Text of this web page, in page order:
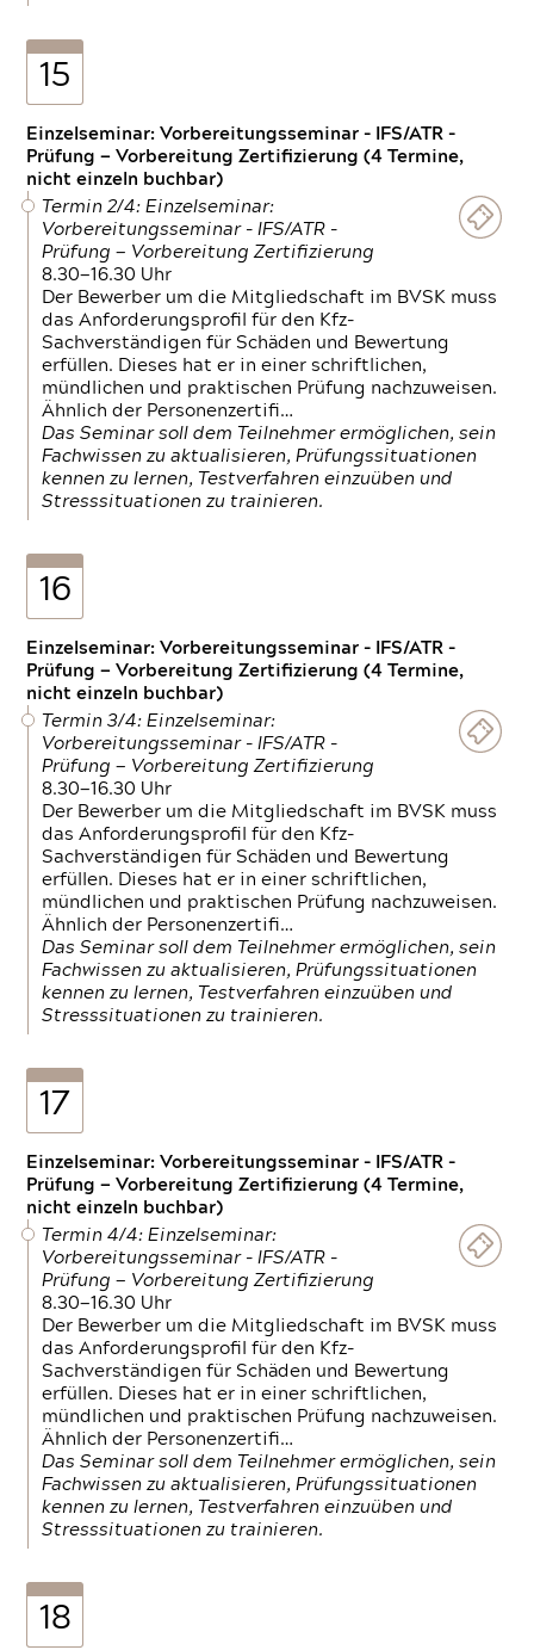
15
Einzelseminar: Vorbereitungsseminar - IFS/ATR -
Prüfung — Vorbereitung Zertifizierung (4 Termine,
nicht einzeln buchbar)
Termin 2/4: Einzelseminar:
Vorbereitungsseminar - IFS/ATR -
Prüfung — Vorbereitung Zertifizierung
8.30—16.30 Uhr
Der Bewerber um die Mitgliedschaft im BVSK muss
das Anforderungsprofil für den Kfz-
Sachverständigen für Schäden und Bewertung
erfüllen. Dieses hat er in einer schriftlichen,
mündlichen und praktischen Prüfung nachzuweisen.
Ähnlich der Personenzertifi…
Das Seminar soll dem Teilnehmer ermöglichen, sein
Fachwissen zu aktualisieren, Prüfungssituationen
kennen zu lernen, Testverfahren einzuüben und
Stresssituationen zu trainieren.
16
Einzelseminar: Vorbereitungsseminar - IFS/ATR -
Prüfung — Vorbereitung Zertifizierung (4 Termine,
nicht einzeln buchbar)
Termin 3/4: Einzelseminar:
Vorbereitungsseminar - IFS/ATR -
Prüfung — Vorbereitung Zertifizierung
8.30—16.30 Uhr
Der Bewerber um die Mitgliedschaft im BVSK muss
das Anforderungsprofil für den Kfz-
Sachverständigen für Schäden und Bewertung
erfüllen. Dieses hat er in einer schriftlichen,
mündlichen und praktischen Prüfung nachzuweisen.
Ähnlich der Personenzertifi…
Das Seminar soll dem Teilnehmer ermöglichen, sein
Fachwissen zu aktualisieren, Prüfungssituationen
kennen zu lernen, Testverfahren einzuüben und
Stresssituationen zu trainieren.
17
Einzelseminar: Vorbereitungsseminar - IFS/ATR -
Prüfung — Vorbereitung Zertifizierung (4 Termine,
nicht einzeln buchbar)
Termin 4/4: Einzelseminar:
Vorbereitungsseminar - IFS/ATR -
Prüfung — Vorbereitung Zertifizierung
8.30—16.30 Uhr
Der Bewerber um die Mitgliedschaft im BVSK muss
das Anforderungsprofil für den Kfz-
Sachverständigen für Schäden und Bewertung
erfüllen. Dieses hat er in einer schriftlichen,
mündlichen und praktischen Prüfung nachzuweisen.
Ähnlich der Personenzertifi…
Das Seminar soll dem Teilnehmer ermöglichen, sein
Fachwissen zu aktualisieren, Prüfungssituationen
kennen zu lernen, Testverfahren einzuüben und
Stresssituationen zu trainieren.
18